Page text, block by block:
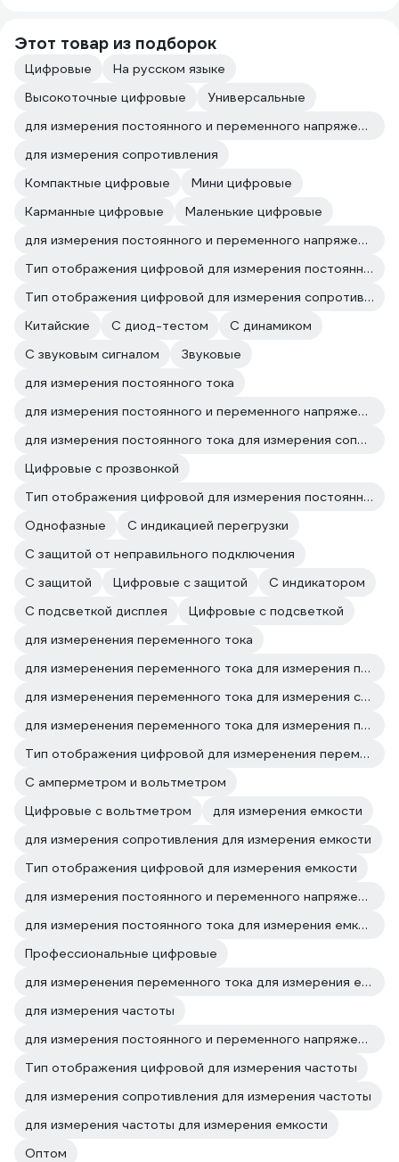
Этот товар из подборок
Цифровые
На русском языке
Высокоточные цифровые
Универсальные
для измерения постоянного и переменного напряжения
для измерения сопротивления
Компактные цифровые
Мини цифровые
Карманные цифровые
Маленькие цифровые
для измерения постоянного и переменного напряжения для измерения сопротивления
Тип отображения цифровой для измерения постоянного и переменного напряжения
Тип отображения цифровой для измерения сопротивления
Китайские
С диод-тестом
С динамиком
С звуковым сигналом
Звуковые
для измерения постоянного тока
для измерения постоянного и переменного напряжения для измерения постоянного тока
для измерения постоянного тока для измерения сопротивления
Цифровые с прозвонкой
Тип отображения цифровой для измерения постоянного тока
Однофазные
C индикацией перегрузки
С защитой от неправильного подключения
С защитой
Цифровые с защитой
С индикатором
С подсветкой дисплея
Цифровые с подсветкой
для измеренения переменного тока
для измеренения переменного тока для измерения постоянного и переменного напряжения
для измеренения переменного тока для измерения сопротивления
для измеренения переменного тока для измерения постоянного тока
Тип отображения цифровой для измеренения переменного тока
С амперметром и вольтметром
Цифровые с вольтметром
для измерения емкости
для измерения сопротивления для измерения емкости
Тип отображения цифровой для измерения емкости
для измерения постоянного и переменного напряжения для измерения емкости
для измерения постоянного тока для измерения емкости
Профессиональные цифровые
для измеренения переменного тока для измерения емкости
для измерения частоты
для измерения постоянного и переменного напряжения для измерения частоты
Тип отображения цифровой для измерения частоты
для измерения сопротивления для измерения частоты
для измерения частоты для измерения емкости
Оптом